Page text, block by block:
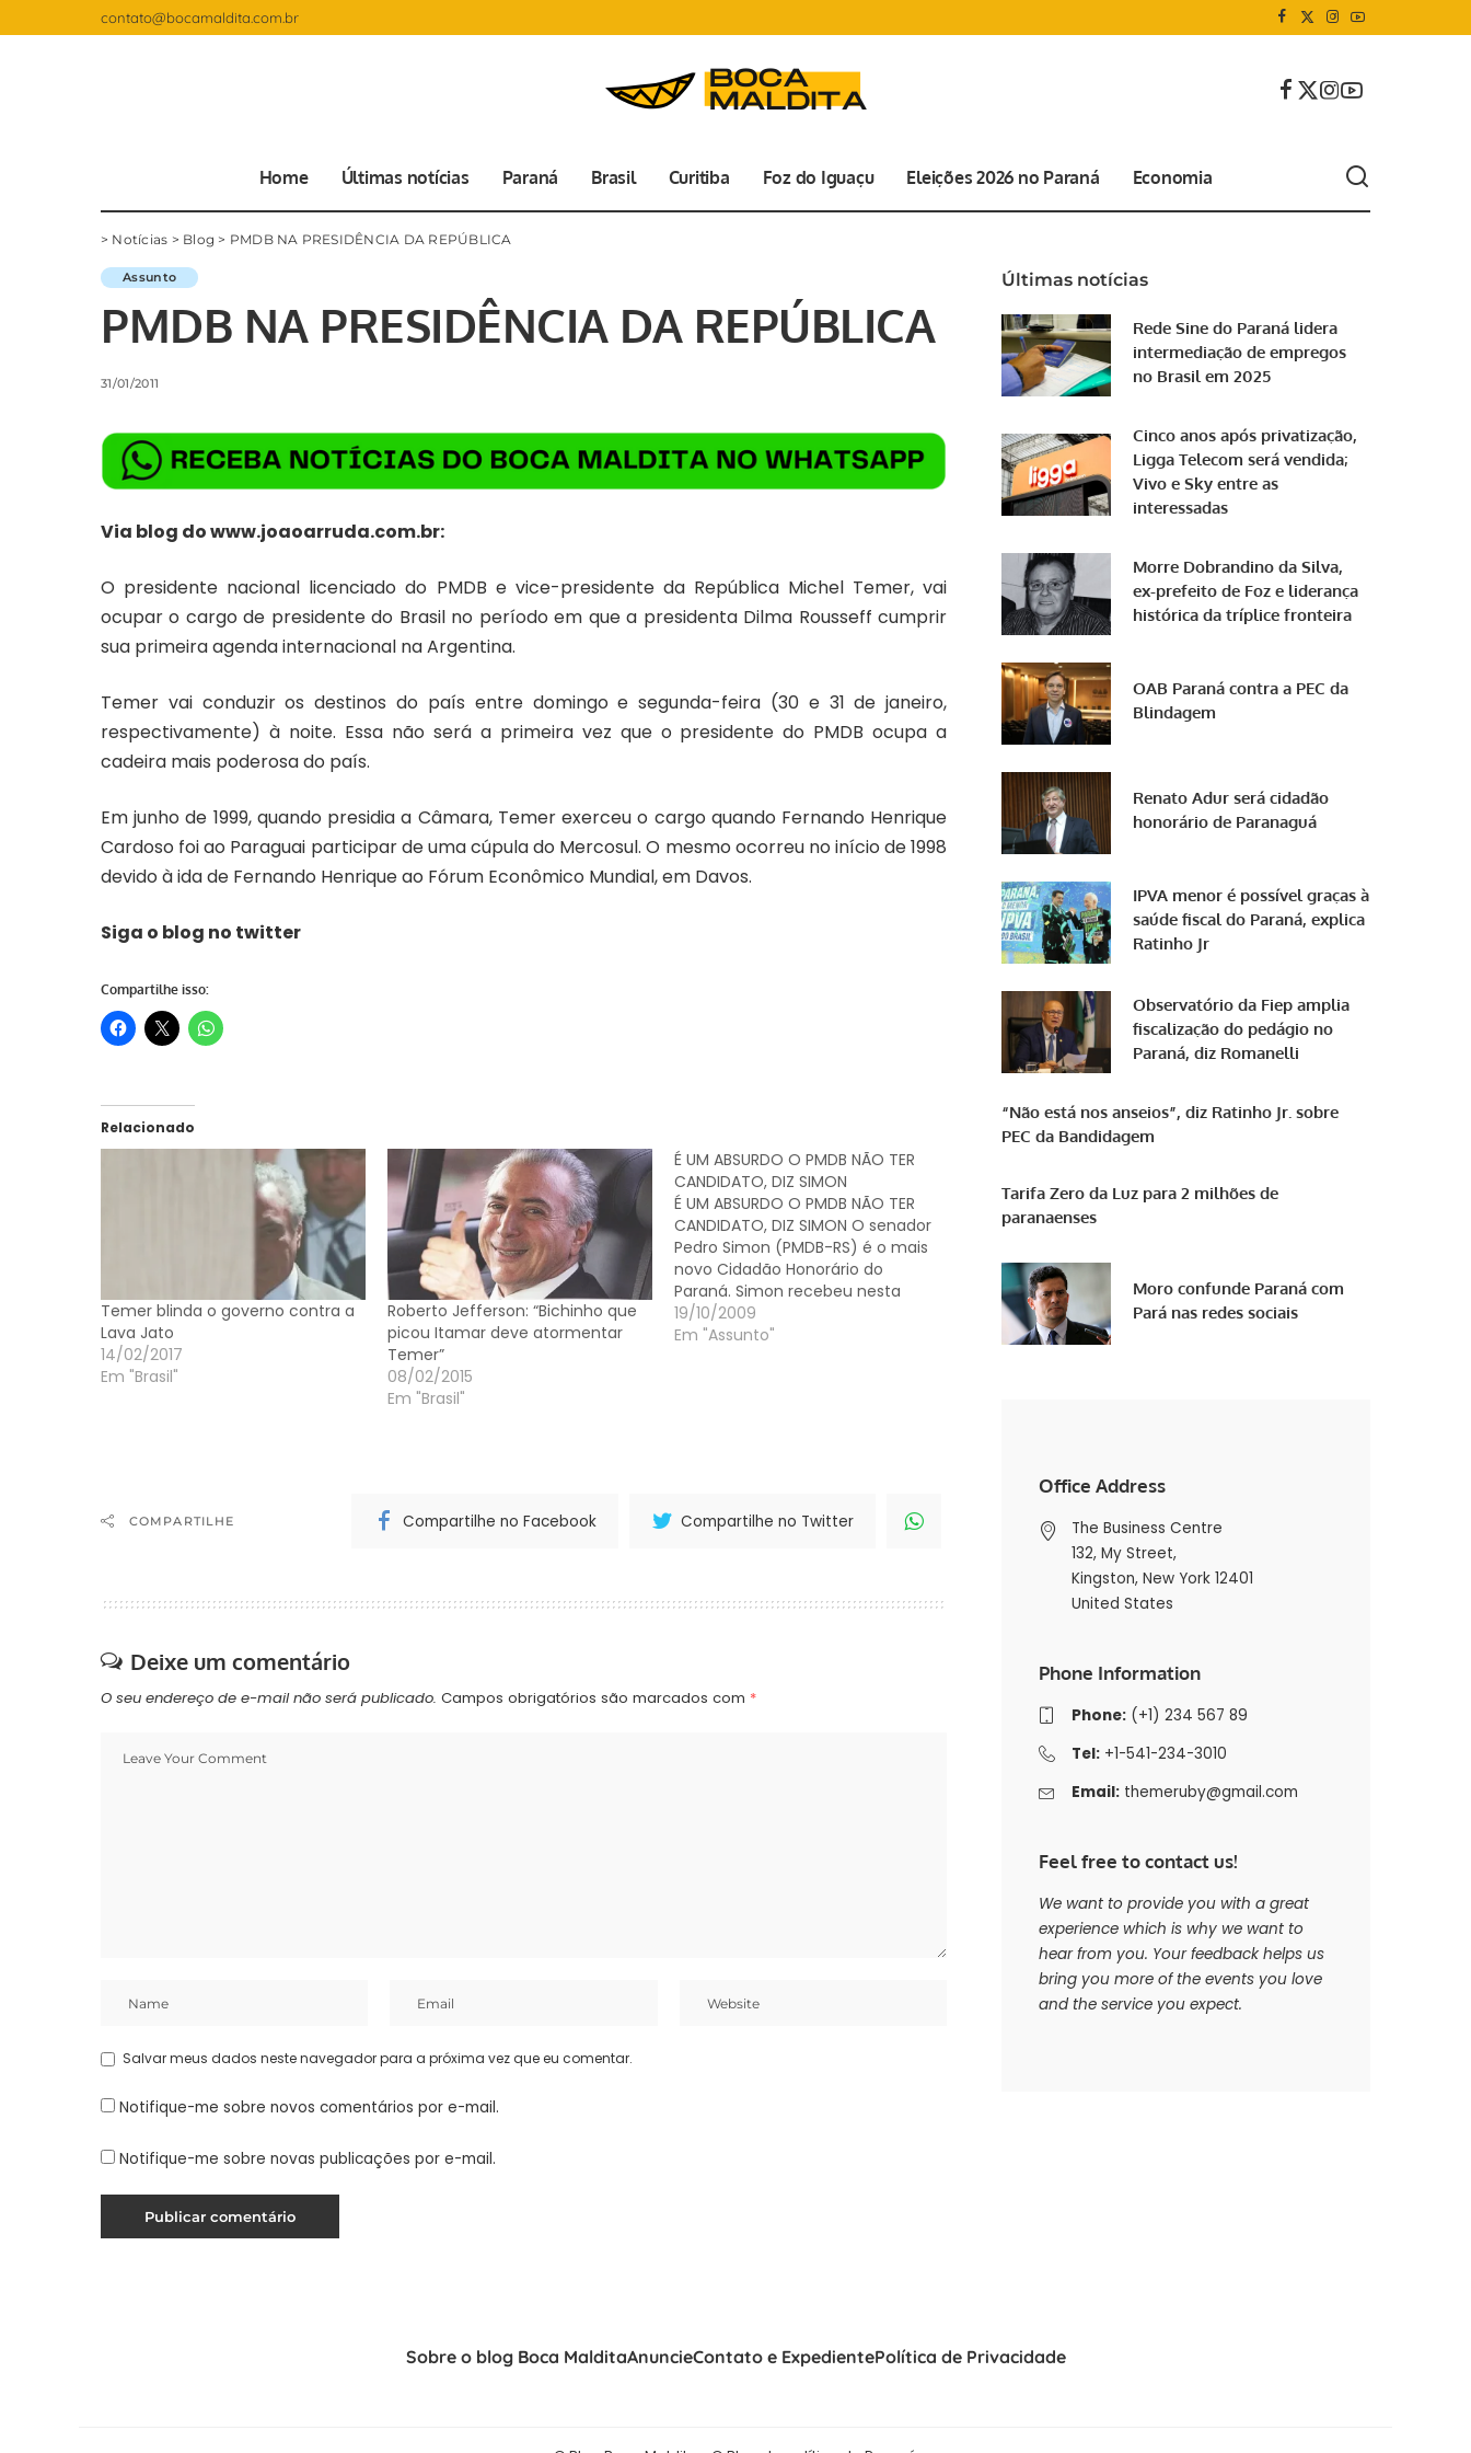
contato@bocamaldita.com.br
Home Últimas notícias Paraná Brasil Curitiba Foz do Iguaçu Eleições 2026 no Paraná Economia
> Notícias > Blog > PMDB NA PRESIDÊNCIA DA REPÚBLICA
Assunto
PMDB NA PRESIDÊNCIA DA REPÚBLICA
31/01/2011
Via blog dowww.joaoarruda.com.br:
O presidente nacional licenciado do PMDB e vice-presidente da República Michel Temer, vai
ocupar o cargo de presidente do Brasil no período em que a presidenta Dilma Rousseff cumprir
sua primeira agenda internacional na Argentina.
Temer vai conduzir os destinos do país entre domingo e segunda-feira (30 e 31 de janeiro,
respectivamente) à noite. Essa não será a primeira vez que o presidente do PMDB ocupa a
cadeira mais poderosa do país.
Em junho de 1999, quando presidia a Câmara, Temer exerceu o cargo quando Fernando Henrique
Cardoso foi ao Paraguai participar de uma cúpula do Mercosul. O mesmo ocorreu no início de 1998
devido à ida de Fernando Henrique ao Fórum Econômico Mundial, em Davos.
Siga o blog no twitter
Compartilhe isso:
Relacionado
Temer blinda o governo contra a
Lava Jato
14/02/2017
Em "Brasil"
Roberto Jefferson: “Bichinho que
picou Itamar deve atormentar
Temer”
08/02/2015
Em "Brasil"
É UM ABSURDO O PMDB NÃO TER
CANDIDATO, DIZ SIMON
É UM ABSURDO O PMDB NÃO TER
CANDIDATO, DIZ SIMON O senador
Pedro Simon (PMDB-RS) é o mais
novo Cidadão Honorário do
Paraná. Simon recebeu nesta
segunda-feira (19) título proposto
pelo deputado Caíto Quintana
19/10/2009
Em "Assunto"
COMPARTILHE Compartilhe no Facebook Compartilhe no Twitter
Deixe um comentário
O seu endereço de e-mail não será publicado. Campos obrigatórios são marcados com *
Salvar meus dados neste navegador para a próxima vez que eu comentar.
Notifique-me sobre novos comentários por e-mail.
Notifique-me sobre novas publicações por e-mail.
Últimas notícias
Rede Sine do Paraná lidera
intermediação de empregos
no Brasil em 2025
Cinco anos após privatização,
Ligga Telecom será vendida;
Vivo e Sky entre as
interessadas
Morre Dobrandino da Silva,
ex-prefeito de Foz e liderança
histórica da tríplice fronteira
OAB Paraná contra a PEC da
Blindagem
Renato Adur será cidadão
honorário de Paranaguá
IPVA menor é possível graças à
saúde fiscal do Paraná, explica
Ratinho Jr
Observatório da Fiep amplia
fiscalização do pedágio no
Paraná, diz Romanelli
“Não está nos anseios”, diz Ratinho Jr. sobre
PEC da Bandidagem
Tarifa Zero da Luz para 2 milhões de
paranaenses
Moro confunde Paraná com
Pará nas redes sociais
Office Address
The Business Centre
132, My Street,
Kingston, New York 12401
United States
Phone Information
Phone:(+1) 234 567 89
Tel:+1-541-234-3010
Email: themeruby@gmail.com
Feel free to contact us!
We want to provide you with a great
experience which is why we want to
hear from you. Your feedback helps us
bring you more of the events you love
and the service you expect.
Sobre o blog Boca MalditaAnuncieContato e ExpedientePolítica de Privacidade